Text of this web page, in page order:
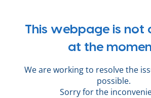
This webpage is not
at the
We are working to resolve the
possible.
Sorry for the